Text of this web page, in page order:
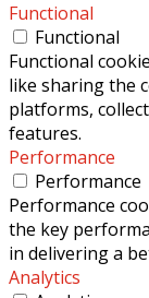
Functional
Functional
Functional
like sharing the
platforms,
features.
Performance
Performance
Performance
the key
in delivering a
Analytics